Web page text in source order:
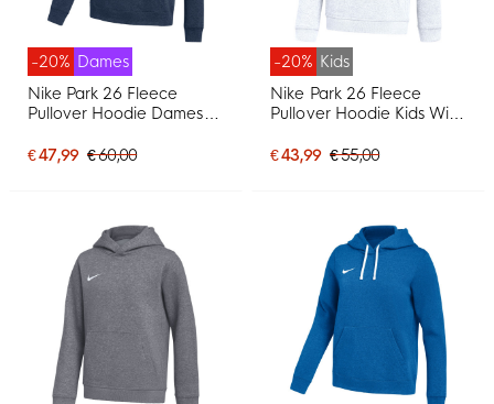
-20% Dames
Nike Park 26 Fleece
Pullover Hoodie Dames
€ 47,99 € 60,00
-20% Kids
Nike Park 26 Fleece
Pullover Hoodie Kids Wit
€ 43,99 € 55,00